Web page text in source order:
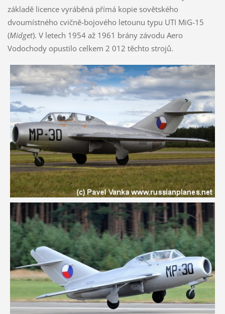
základě licence vyráběná přímá kopie sovětského
dvoumístného cvičně-bojového letounu typu UTI MiG-15
(Midget). V letech 1954 až 1961 brány závodu Aero
Vodochody opustilo celkem 2 012 těchto strojů.